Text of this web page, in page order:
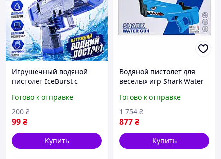
Игрушечный водяной
пистолет IceBurst с
подачей воды
прозрачным корпусом и
дальностью выстрела до
10 м
Готово к отправке
99₴
200 ₴
Купить
Водяной пистолет для
веселых игр Shark Water
большой дальностью,
водяной бластер акула
Готово к отправке
877₴
1 754 ₴
Купить